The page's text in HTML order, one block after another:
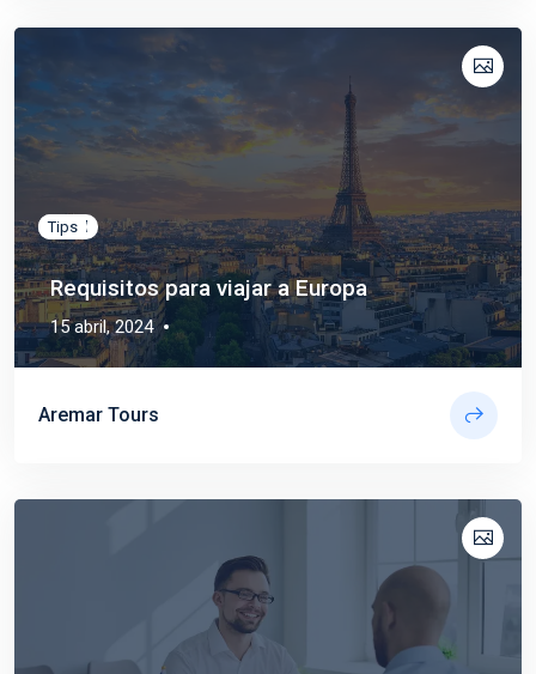
Travel
Tips
Requisitos para viajar a Europa
15 abril, 2024
Aremar Tours